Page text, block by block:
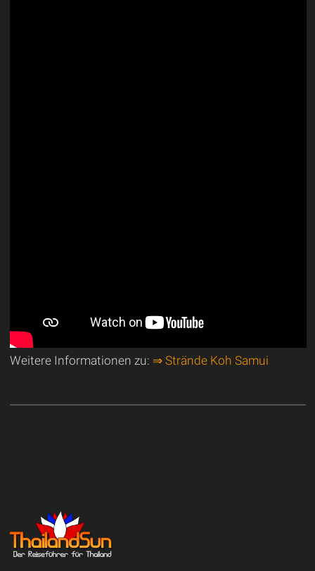
Weitere Informationen zu: ⇒ Strände Koh Samui